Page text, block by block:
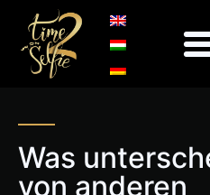
Was
von anderen